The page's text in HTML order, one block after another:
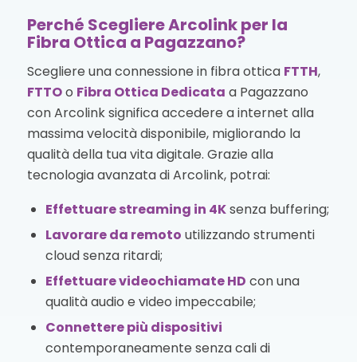
Perché Scegliere Arcolink per la
Fibra Ottica a Pagazzano?
Scegliere una connessione in fibra ottica FTTH,
FTTOo Fibra Ottica Dedicata a Pagazzano
con Arcolink significa accedere a internet alla
massima velocità disponibile, migliorando la
qualità della tua vita digitale. Grazie alla
tecnologia avanzata di Arcolink, potrai:
Effettuare streaming in 4Ksenza buffering;
Lavorare da remoto utilizzando strumenti
cloud senza ritardi;
Effettuare videochiamate HD con una
qualità audio e video impeccabile;
Connettere più dispositivi
contemporaneamente senza cali di